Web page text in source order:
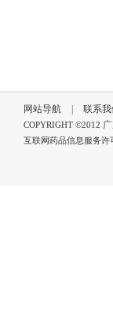
网站导航 联系我
COPYRIGHT ©2012
互联网药品信息服务